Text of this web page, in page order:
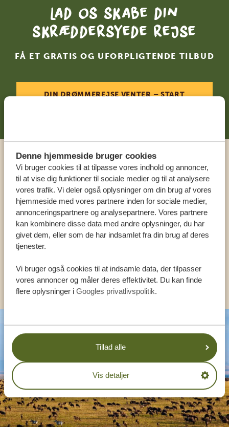
Denne hjemmeside bruger cookies
Vi bruger cookies til at tilpasse vores indhold og annoncer,
til at vise dig funktioner til sociale medier og til at analysere
vores trafik. Vi deler også oplysninger om din brug af vores
hjemmeside med vores partnere inden for sociale medier,
annonceringspartnere og analysepartnere. Vores partnere
kan kombinere disse data med andre oplysninger, du har
givet dem, eller som de har indsamlet fra din brug af deres
tjenester.
Vi bruger også cookies til at indsamle data, der tilpasser
vores annoncer og måler deres effektivitet. Du kan finde
flere oplysninger i Googles privatlivspolitik.
Tillad alle
Vis detaljer
Lad os skabe din
skræddersyede rejse
FÅ ET GRATIS OG UFORPLIGTENDE TILBUD
DIN DRØMMEREJSE VENTER – START
Ring til en ekspert
VORES SPECIALISTER SIDDER KLAR TIL AT
HJÆLPE DIG
KONTAKT OS